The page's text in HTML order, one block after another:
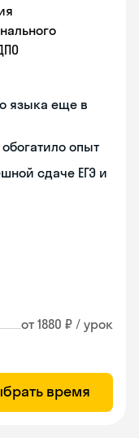
языка еще в
опыт
сдаче ЕГЭ и
от 1880 ₽ / урок
время